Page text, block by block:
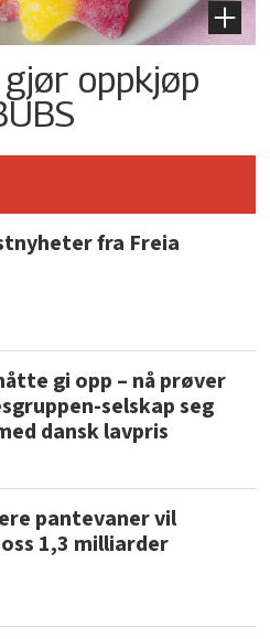
oppkjøp
fra Freia
gi opp – nå prøver
selskap seg
dansk lavpris
pantevaner vil
1,3 milliarder